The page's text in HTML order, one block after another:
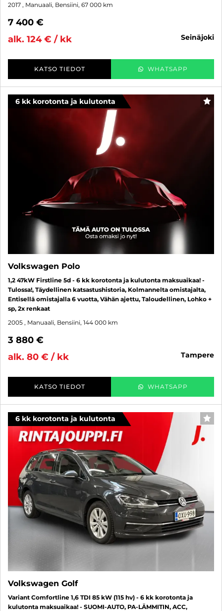
2017 , Manuaali, Bensiini, 67 000 km
7 400 €
alk. 124 € / kk
seinäjoki
KATSO TIEDOT WHATSAPP
6 kk korotonta ja kulutonta
Volkswagen Polo
1,2 47kW Firstline 5d - 6 kk korotonta ja kulutonta maksuaikaa! -
Tulossa!, Täydellinen katsastushistoria, Kolmannelta omistajalta,
Entisellä omistajalla 6 vuotta, Vähän ajettu, Taloudellinen, Lohko +
sp, 2x renkaat
2005 , Manuaali, Bensiini, 144 000 km
3 880 €
alk. 80 € / kk
tampere
KATSO TIEDOT WHATSAPP
6 kk korotonta ja kulutonta
Volkswagen Golf
Variant Comfortline 1,6 TDI 85 kW (115 hv) - 6 kk korotonta ja
kulutonta maksuaikaa! - SUOMI-AUTO, PA-LÄMMITIN, ACC,